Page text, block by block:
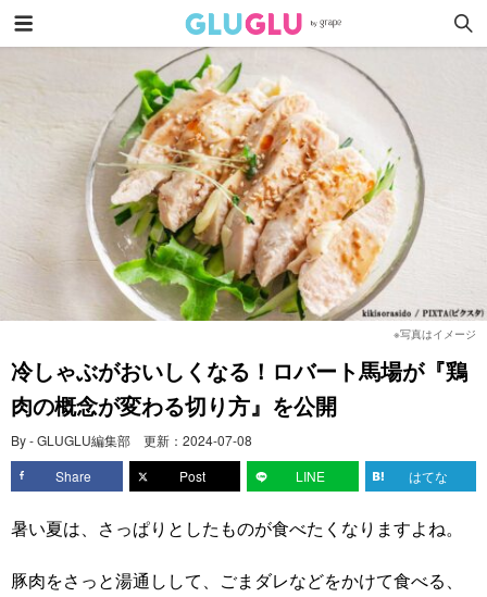
※写真はイメージ
冷しゃぶがおいしくなる！ロバート馬場が『鶏
肉の概念が変わる切り方』を公開
By - GLUGLU編集部 更新： 2024-07-08
Share
Post LINE はてな
暑い夏は、さっぱりとしたものが食べたくなりますよね。
豚肉をさっと湯通しして、ごまダレなどをかけて食べる、